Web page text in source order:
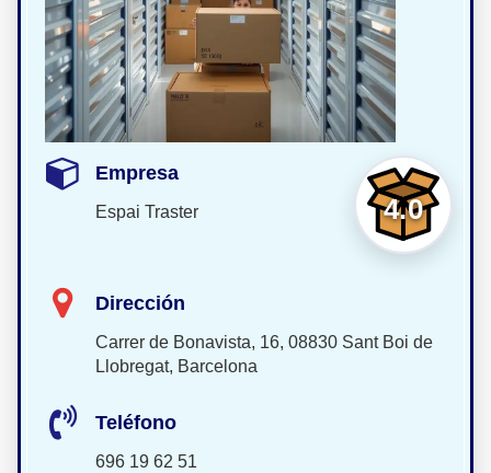
4.0
Empresa
Espai Traster
Dirección
Carrer de Bonavista, 16, 08830 Sant Boi de
Llobregat, Barcelona
Teléfono
696 19 62 51